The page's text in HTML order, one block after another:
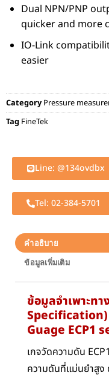
Dual NPN/PNP
quicker and more
IO-Link
easier
Category Pressure
Tag FineTek
Line: @134ovdbx
Tel: 02-384-5701
คำอธิบาย
ข้อมูลเพิ่มเติม
ข้อมูลจำเพาะท
Guage ECP1
เกจวัดความดัน
ความดันที่แม่นยำสูง